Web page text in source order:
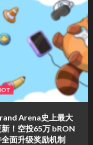
Arena史上最大
！空投65万 bRON
面升级奖励机制